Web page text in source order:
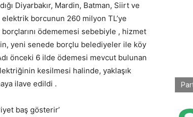
Diyarbakır, Mardin, Batman, Siirt ve
borcunun 260 milyon TL’ye
ödememesi sebebiyle , hizmet
yeni senede borçlu belediyeler ile köy
önceki 6 ilde ödemesi mevcut bulunan
kesilmesi halinde, yaklaşık
ilave edildi .
baş gösterir’